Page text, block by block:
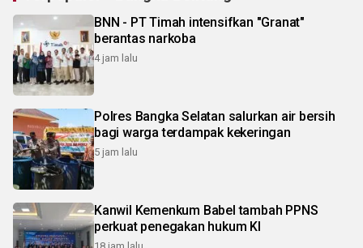
BNN - PT Timah intensifkan "Granat"
berantas narkoba
4 jam lalu
Polres Bangka Selatan salurkan air bersih
bagi warga terdampak kekeringan
5 jam lalu
Kanwil Kemenkum Babel tambah PPNS
perkuat penegakan hukum KI